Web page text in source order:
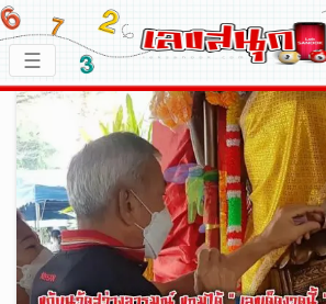
หน้าหลัก
เลขเด็ด
ตรวจเลขสนุก
เลขสนุกมงคล
☰